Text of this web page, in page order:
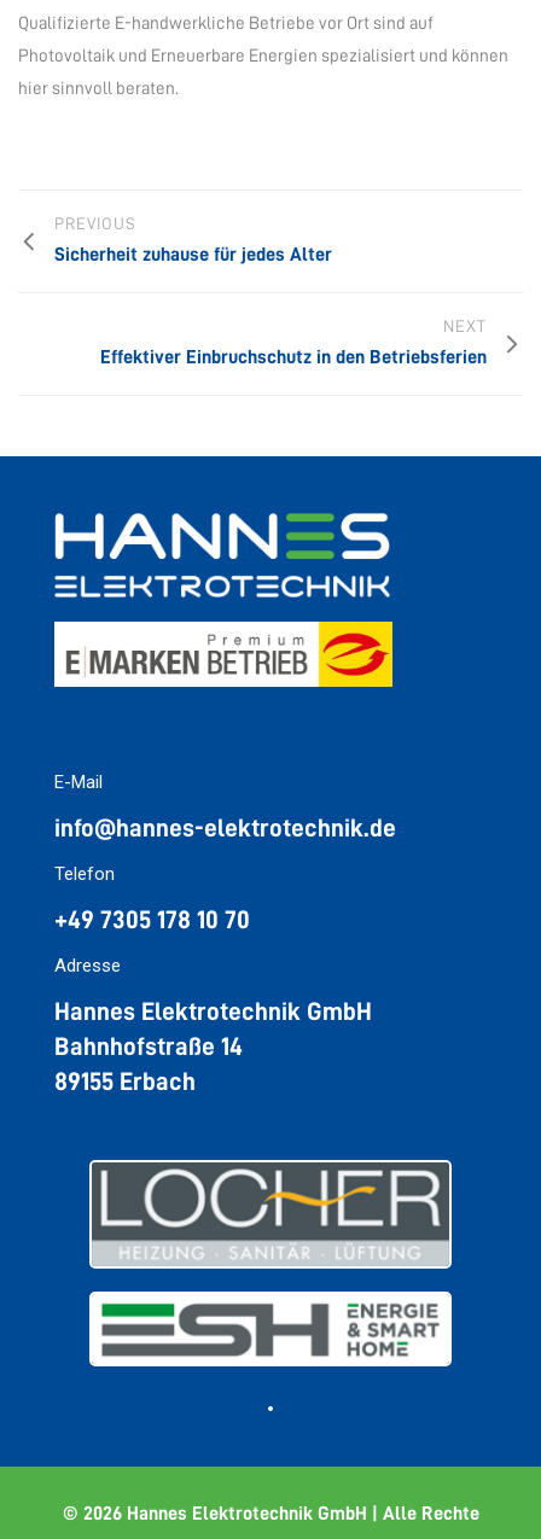
Qualifizierte E-handwerkliche Betriebe vor Ort sind auf
Photovoltaik und Erneuerbare Energien spezialisiert und können
hier sinnvoll beraten.
PREVIOUS
Sicherheit zuhause für jedes Alter
NEXT
Effektiver Einbruchschutz in den Betriebsferien
E-Mail
info@hannes-elektrotechnik.de
Telefon
+49 7305 178 10 70
Adresse
Hannes Elektrotechnik GmbH
Bahnhofstraße 14
89155 Erbach
© 2026 Hannes Elektrotechnik GmbH | Alle Rechte